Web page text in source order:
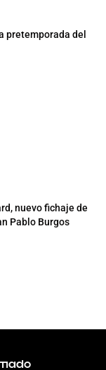
pretemporada del
nuevo fichaje de
Pablo Burgos